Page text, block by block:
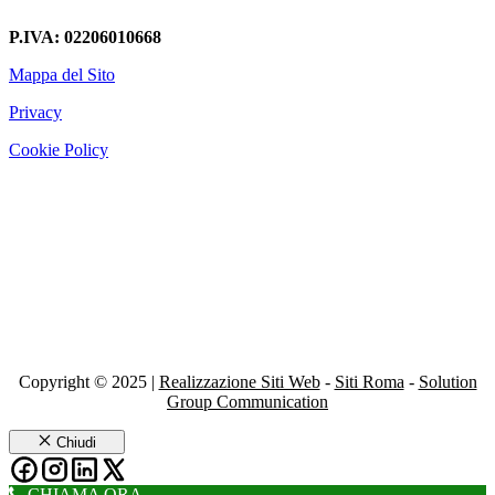
P.IVA: 02206010668
Mappa del Sito
Privacy
Cookie Policy
Copyright © 2025 | Realizzazione Siti Web- Siti Roma - Solution
Group Communication
Chiudi